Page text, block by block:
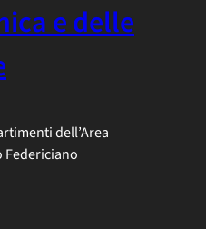
e delle
dell’Area
Federiciano